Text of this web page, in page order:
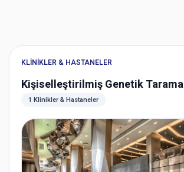
KLINIKLER & HASTANELER
Kişiselleştirilmiş Genetik Tarama
1 Klinikler & Hastaneler